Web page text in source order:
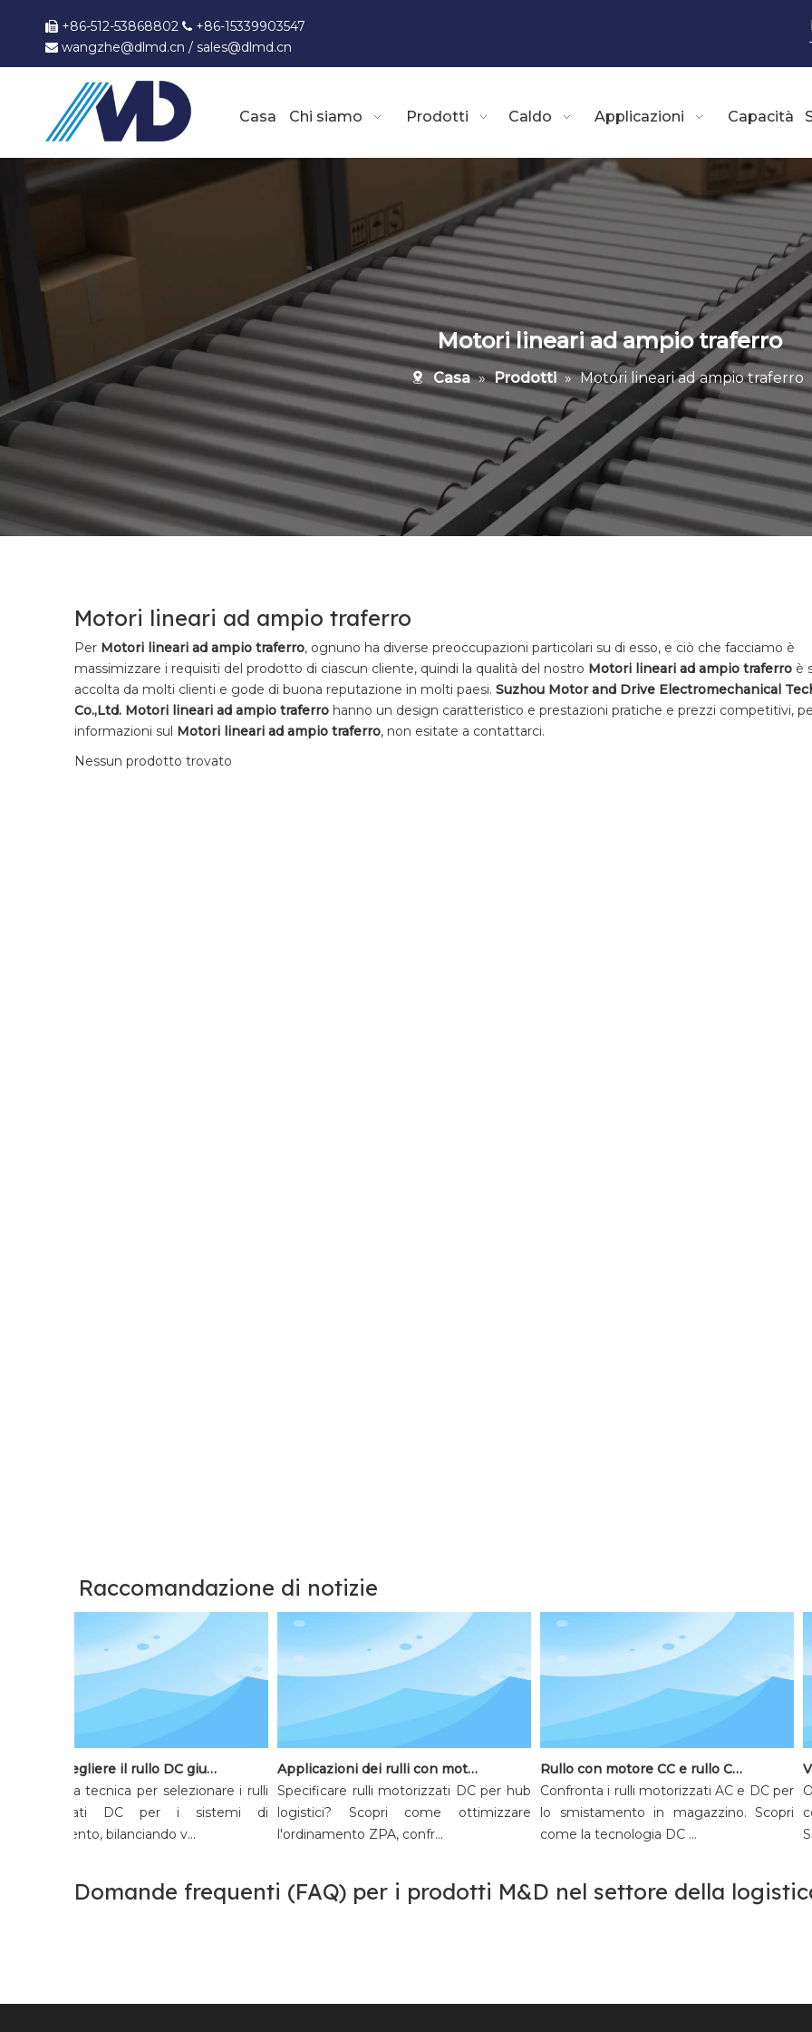
 +86-512-53868802  +86-15339903547
 wangzhe@dlmd.cn / sales@dlmd.cn
Casa Chi siamo Prodotti Caldo Applicazioni Capacità
Motori lineari ad ampio traferro
Casa » Prodotti » Motori lineari ad ampio traferro
Motori lineari ad ampio traferro
Per Motori lineari ad ampio traferro, ognuno ha diverse preoccupazioni particolari su di esso, e ciò che facciamo è
massimizzare i requisiti del prodotto di ciascun cliente, quindi la qualità del nostro Motori lineari ad ampio traferro è
accolta da molti clienti e gode di buona reputazione in molti paesi. Suzhou Motor and Drive Electromechanical
Co.,Ltd. Motori lineari ad ampio traferro hanno un design caratteristico e prestazioni pratiche e prezzi competitivi,
informazioni sul Motori lineari ad ampio traferro, non esitate a contattarci.
Nessun prodotto trovato
Raccomandazione di notizie
Come scegliere il rullo DC giusto per le apparecchiature di smistamento
Una guida tecnica per selezionare i rulli
motorizzati DC per i sistemi di
smistamento, bilanciando v...
Applicazioni dei rulli con motore CC negli hub logistici espressi
Specificare rulli motorizzati DC per hub
logistici? Scopri come ottimizzare
l'ordinamento ZPA, confr...
Rullo con motore CC e rullo CA: quale è il migliore per le attrezzature di smistamento?
Confronta i rulli motorizzati AC e DC per
lo smistamento in magazzino. Scopri
come la tecnologia DC ...
Domande frequenti (FAQ) per i prodotti M&D nel settore della